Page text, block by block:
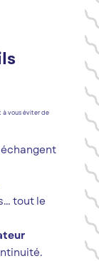
à vous éviter de
tout le